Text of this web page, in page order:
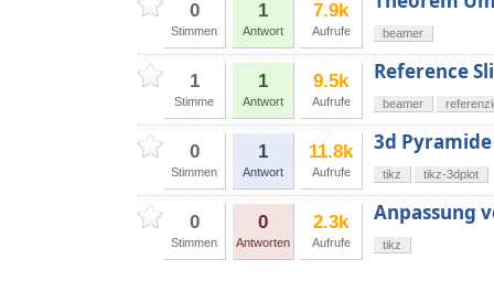
0
Stimmen
1
Antwort
7.9k
Aufrufe beamer
1
Stimme
1
Antwort
9.5k
Aufrufe
Reference
beamer
0
Stimmen
1
Antwort
11.8k
Aufrufe
3d
tikz tikz-3dplot
0
Stimmen
0
Antworten
2.3k
Aufrufe
Anpassung
tikz